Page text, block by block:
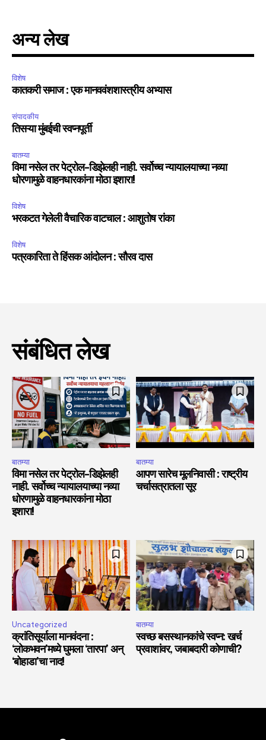
अन्य लेख
विशेष
कातकरी समाज : एक मानववंशशास्त्रीय अभ्यास
संपादकीय
तिसऱ्या मुंबईची स्वप्नपूर्ती
बातम्या
विमा नसेल तर पेट्रोल-डिझेलही नाही. सर्वोच्च न्यायालयाच्या नव्या
धोरणामुळे वाहनधारकांना मोठा इशारा!
विशेष
भरकटत गेलेली वैचारिक वाटचाल : आशुतोष रांका
विशेष
पत्रकारिता ते हिंसक आंदोलन : सौरव दास
संबंधित लेख
बातम्या
विमा नसेल तर पेट्रोल-डिझेलही
नाही. सर्वोच्च न्यायालयाच्या नव्या
धोरणामुळे वाहनधारकांना मोठा
इशारा!
बातम्या
आपण सारेच मूलनिवासी : राष्ट्रीय
चर्चासत्रातला सूर
Uncategorized
क्रांतिसूर्याला मानवंदना :
‘लोकभवन’मध्ये घुमला ‘तारपा’ अन्
‘बोहाडा’चा नाद!
बातम्या
स्वच्छ बसस्थानकांचे स्वप्न: खर्च
प्रवाशांवर, जबाबदारी कोणाची?